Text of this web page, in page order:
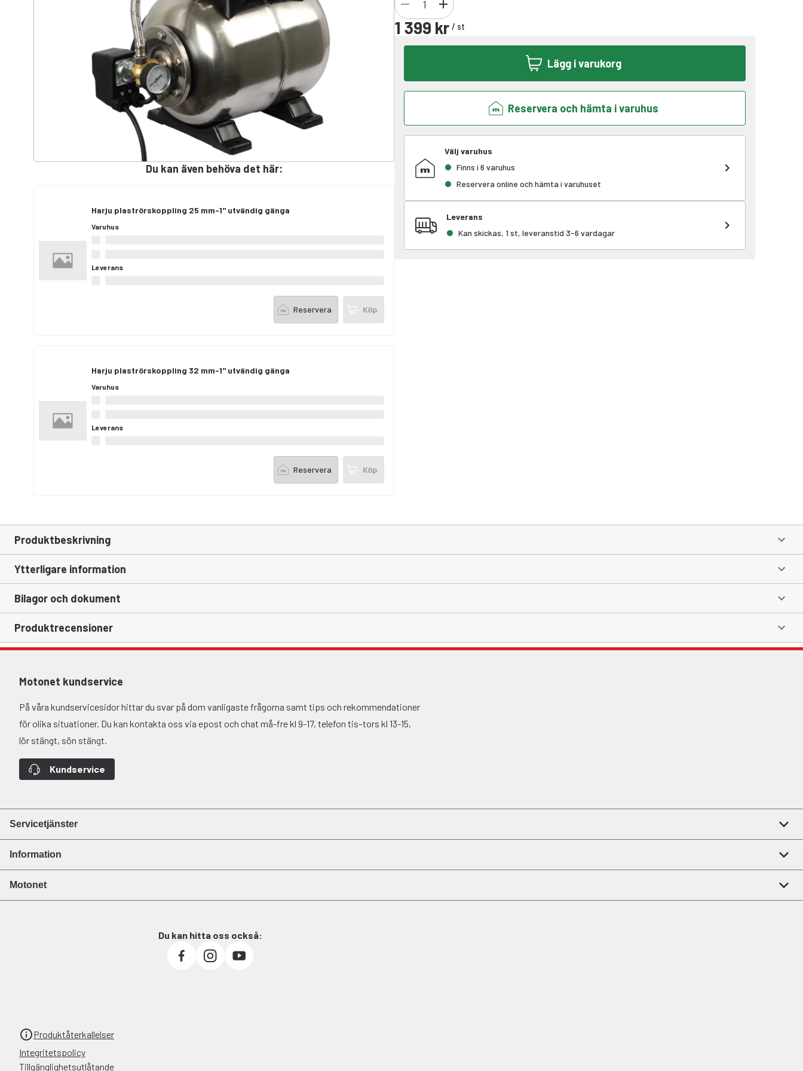
Du kan även behöva det här:
Harju plaströrskoppling 25 mm-1" utvändig gänga
Varuhus
Leverans
Reservera Köp
Harju plaströrskoppling 32 mm-1" utvändig gänga
Varuhus
Leverans
Reservera Köp
1 399 kr / st
Lägg i varukorg
Reservera och hämta i varuhus
Välj varuhus
Finns i 6 varuhus
Reservera online och hämta i varuhuset
Leverans
Kan skickas, 1 st, leveranstid 3-6 vardagar
Produktbeskrivning
Ytterligare information
Bilagor och dokument
Produktrecensioner
Motonet kundservice
På våra kundservicesidor hittar du svar på dom vanligaste frågorna samt tips och rekommendationer
för olika situationer. Du kan kontakta oss via epost och chat må-fre kl 9-17, telefon tis–tors kl 13-15,
lör stängt, sön stängt.
Kundservice
Servicetjänster
Information
Motonet
Du kan hitta oss också:
Produktåterkallelser
Integritetspolicy
Tillgänglighetsutlåtande